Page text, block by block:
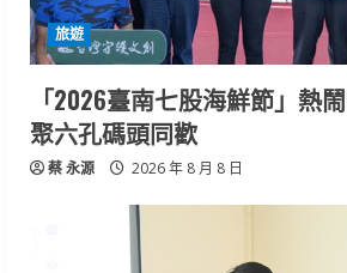
旅遊
「2026臺南七股海鮮節」熱
聚六孔碼頭同歡
蔡 永源 2026 年 8 月 8 日